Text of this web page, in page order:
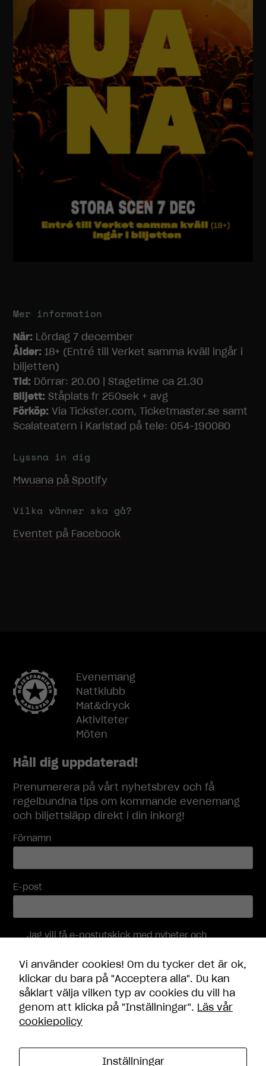
Mer information
När: Lördag 7 december
Ålder: 18+ (Entré till Verket samma kväll ingår i
biljetten)
Tid: Dörrar: 20.00 | Stagetime ca 21.30
Biljett: Ståplats fr 250sek + avg
Förköp: Via Tickster.com, Ticketmaster.se samt
Scalateatern i Karlstad på tele: 054-190080
Lyssna in dig
Mwuana på Spotify
Vilka vänner ska gå?
Eventet på Facebook
Evenemang
Nattklubb
Mat&dryck
Aktiviteter
Möten
Håll dig uppdaterad!
Prenumerera på vårt nyhetsbrev och få
regelbundna tips om kommande evenemang
och biljettsläpp direkt i din inkorg!
Förnamn
E-post
Jag vill få e-postutskick med nyheter och
personuppgifter behandlas i enlighet med
integritetspolicyn.
Skicka
Vi använder cookies! Om du tycker det är ok,
klickar du bara på "Acceptera alla". Du kan
såklart välja vilken typ av cookies du vill ha
genom att klicka på "Inställningar". Läs vår
cookiepolicy
Inställningar
möjligt under
ditt besök.
Om du nekar
cookies
kommer viss
funktionalitet
att försvinna
hemsidan.
Marknadsföring
Genom att dela
med dig av dina
intressen och
ditt beteende
när du surfar
ökar du chansen